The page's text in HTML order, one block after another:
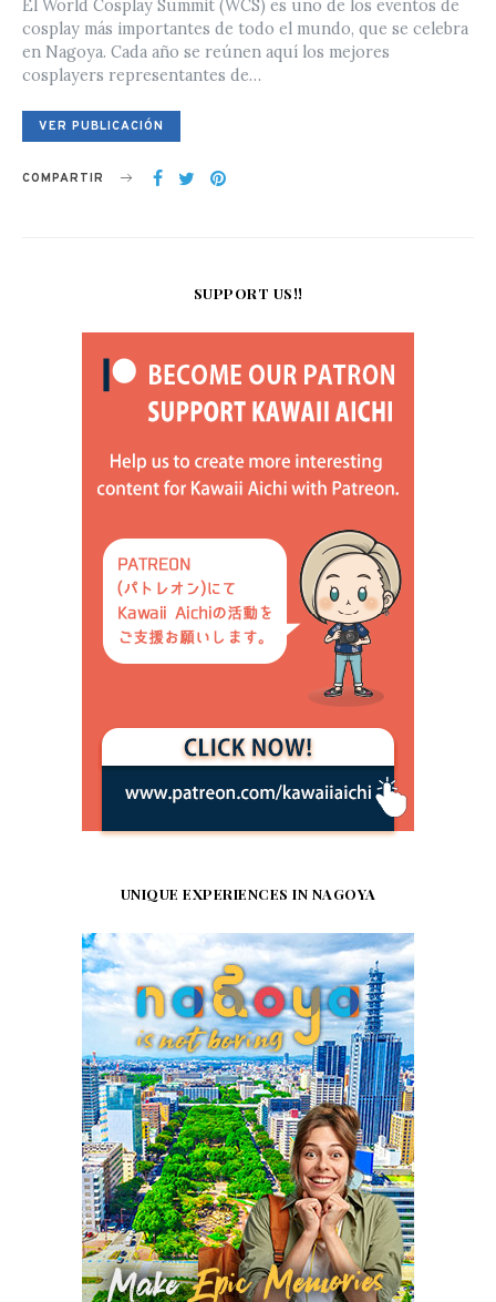
El World Cosplay Summit (WCS) es uno de los eventos de
cosplay más importantes de todo el mundo, que se celebra
en Nagoya. Cada año se reúnen aquí los mejores
cosplayers representantes de…
VER PUBLICACIÓN
COMPARTIR
SUPPORT US!!
UNIQUE EXPERIENCES IN NAGOYA